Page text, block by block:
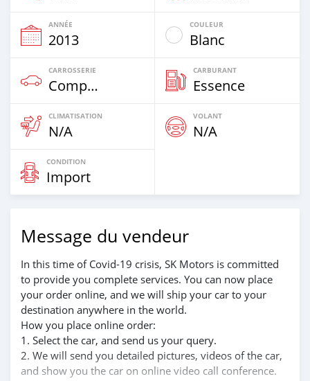
ANNÉE
2013
COULEUR
Blanc
CARROSSERIE
Compacte
CARBURANT
Essence
CLIMATISATION
N/A
VOLANT
N/A
CONDITION
Import
Message du vendeur
In this time of Covid-19 crisis, SK Motors is committed
to provide you complete services. You can now place
your order online, and we will ship your car to your
destination anywhere in the world.
How you place online order:
1. Select the car, and send us your query.
2. We will send you detailed pictures, videos of the car,
and show you the car on online video call conference.